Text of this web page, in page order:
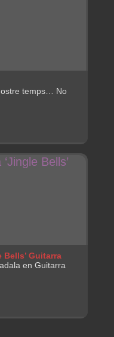
temps… No
Guitarra
en Guitarra